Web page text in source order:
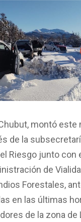
montó
de la
Riesgo junto con
de
Forestales,
en las últimas
de la zona de